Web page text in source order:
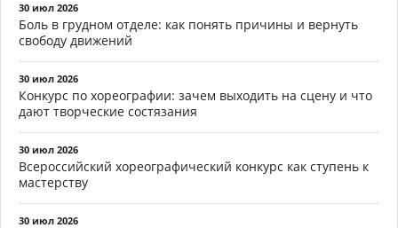
30 июл 2026
Боль в грудном отделе: как понять причины и вернуть
свободу движений
30 июл 2026
Конкурс по хореографии: зачем выходить на сцену и что
дают творческие состязания
30 июл 2026
Всероссийский хореографический конкурс как ступень к
мастерству
30 июл 2026